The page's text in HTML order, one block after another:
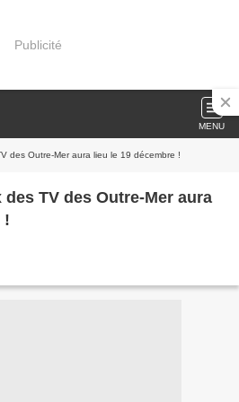
Publicité
MENU
des Outre-Mer aura lieu le 19 décembre !
TV des Outre-Mer aura
!